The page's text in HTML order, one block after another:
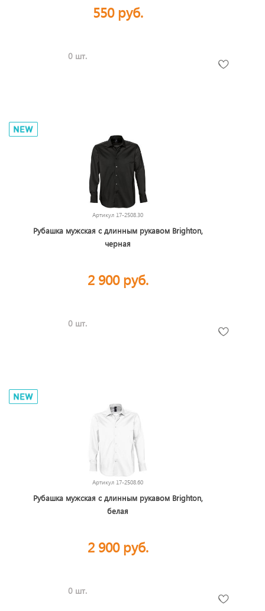
550 руб.
0 шт.
Артикул 17-2508.30
Рубашка мужская с длинным рукавом Brighton,
черная
2 900 руб.
0 шт.
Артикул 17-2508.60
Рубашка мужская с длинным рукавом Brighton,
белая
2 900 руб.
0 шт.